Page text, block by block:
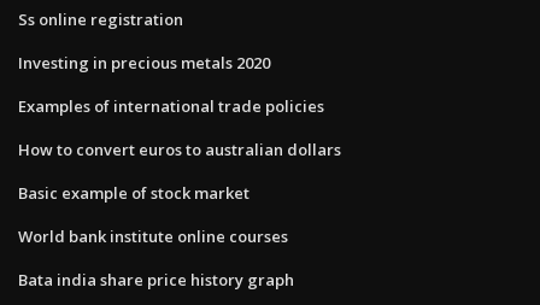
Ss online registration
Investing in precious metals 2020
Examples of international trade policies
How to convert euros to australian dollars
Basic example of stock market
World bank institute online courses
Bata india share price history graph